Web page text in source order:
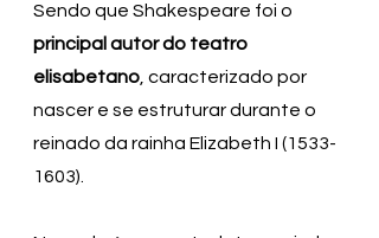
Sendo que Shakespeare foi o
principal autor do teatro
elisabetano , caracterizado por
nascer e se estruturar durante o
reinado da rainha Elizabeth I (1533-
1603).